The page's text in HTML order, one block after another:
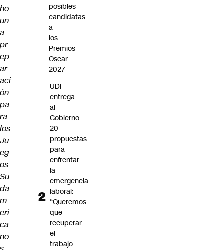
ho
un
a
pr
ep
ar
aci
ón
pa
ra
los
Ju
eg
os
Su
da
m
eri
ca
no
posibles
candidatas
a
los
Premios
Oscar
2027
UDI
entrega
al
Gobierno
20
propuestas
para
enfrentar
la
emergencia
laboral:
“Queremos
que
recuperar
el
trabajo